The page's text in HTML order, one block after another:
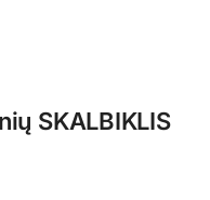
SKALBIKLIS